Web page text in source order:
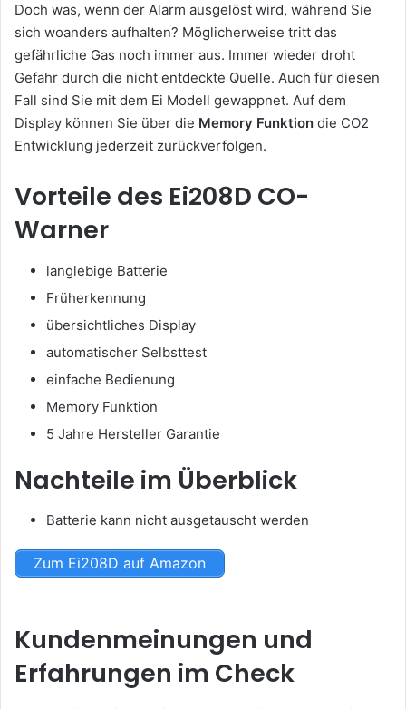
Doch was, wenn der Alarm ausgelöst wird, während Sie
sich woanders aufhalten? Möglicherweise tritt das
gefährliche Gas noch immer aus. Immer wieder droht
Gefahr durch die nicht entdeckte Quelle. Auch für diesen
Fall sind Sie mit dem Ei Modell gewappnet. Auf dem
Display können Sie über die Memory Funktion die CO2
Entwicklung jederzeit zurückverfolgen.
Vorteile des Ei208D CO-
Warner
langlebige Batterie
Früherkennung
übersichtliches Display
automatischer Selbsttest
einfache Bedienung
Memory Funktion
5 Jahre Hersteller Garantie
Nachteile im Überblick
Batterie kann nicht ausgetauscht werden
Zum Ei208D auf Amazon
Kundenmeinungen und
Erfahrungen im Check